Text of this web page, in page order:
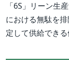
「6S」リーン生
における無駄を
定して供給できる